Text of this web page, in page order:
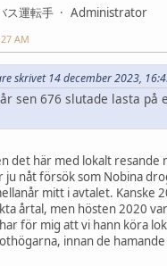
ス運転手
Administrator
AM
skrivet 14 december 2023,
sen 676 slutade lasta på
det här med lokalt resande
ju nåt försök som Nobina
mitt i avtalet. Kanske
årtal, men hösten 2020
för mig att vi hann köra
innan de hamande